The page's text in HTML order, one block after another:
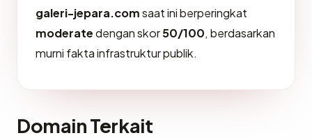
galeri-jepara.comsaat ini berperingkat
moderatedengan skor50/100, berdasarkan
murni fakta infrastruktur publik.
Domain Terkait